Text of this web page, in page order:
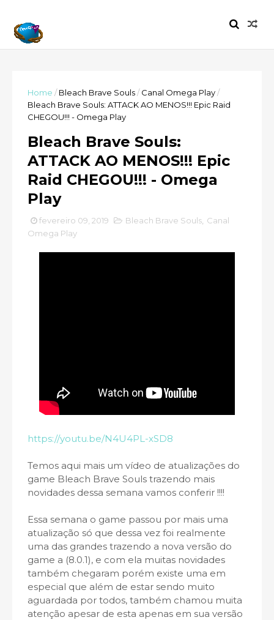
Home / Bleach Brave Souls/ Canal Omega Play/
Bleach Brave Souls: ATTACK AO MENOS!!! Epic Raid
CHEGOU!!! - Omega Play
Bleach Brave Souls:
ATTACK AO MENOS!!! Epic
Raid CHEGOU!!! - Omega
Play
fevereiro 09, 2019 Bleach Brave Souls Canal
Omega Play
https://youtu.be/N4U4PL-xSD8
Temos aqui mais um vídeo de atualizações do
game Bleach Brave Souls trazendo mais
novidades dessa semana vamos conferir !!!!
Essa semana o game passou por mais uma
atualização só que dessa vez foi realmente
uma das grandes trazendo a nova versão do
game a (8.0.1), e com ela muitas novidades
também chegaram porém existe uma em
especial que além de estar sendo muito
aguardada por todos, também chamou muita
atenção apesar de esta apenas em sua versão